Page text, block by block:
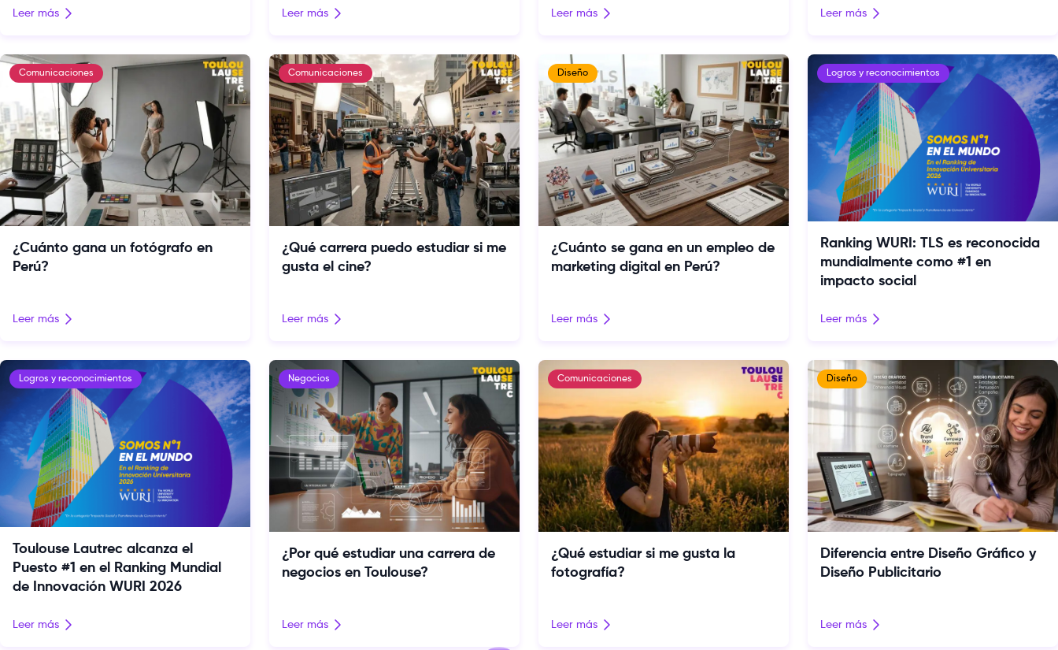
Leer más Leer más Leer más Leer más
Comunicaciones
¿Cuánto gana un fotógrafo en
Perú?
Leer más
Comunicaciones
¿Qué carrera puedo estudiar si me
gusta el cine?
Leer más
Diseño
¿Cuánto se gana en un empleo de
marketing digital en Perú?
Leer más
Logros y reconocimientos
Ranking WURI: TLS es reconocida
mundialmente como #1 en
impacto social
Leer más
Logros y reconocimientos
Toulouse Lautrec alcanza el
Puesto #1 en el Ranking Mundial
de Innovación WURI 2026
Leer más
Negocios
¿Por qué estudiar una carrera de
negocios en Toulouse?
Leer más
Comunicaciones
¿Qué estudiar si me gusta la
fotografía?
Leer más
Diseño
Diferencia entre Diseño Gráfico y
Diseño Publicitario
Leer más